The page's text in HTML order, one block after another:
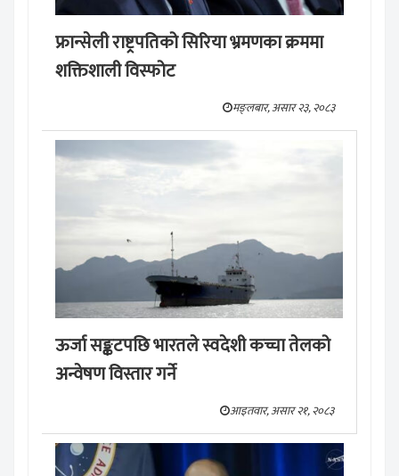
फ्रान्सेली राष्ट्रपतिको सिरिया भ्रमणका क्रममा
शक्तिशाली विस्फोट
मङ्लबार, असार २३, २०८३
ऊर्जा सङ्कटपछि भारतले स्वदेशी कच्चा तेलको
अन्वेषण विस्तार गर्ने
आइतवार, असार २१, २०८३